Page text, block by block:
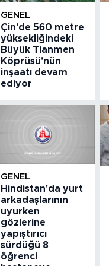
GENEL
Çin'de 560 metre
yüksekliğindeki
Büyük Tianmen
Köprüsü'nün
inşaatı devam
ediyor
GENEL
Hindistan'da yurt
arkadaşlarının
uyurken
gözlerine
yapıştırıcı
sürdüğü 8
öğrenci